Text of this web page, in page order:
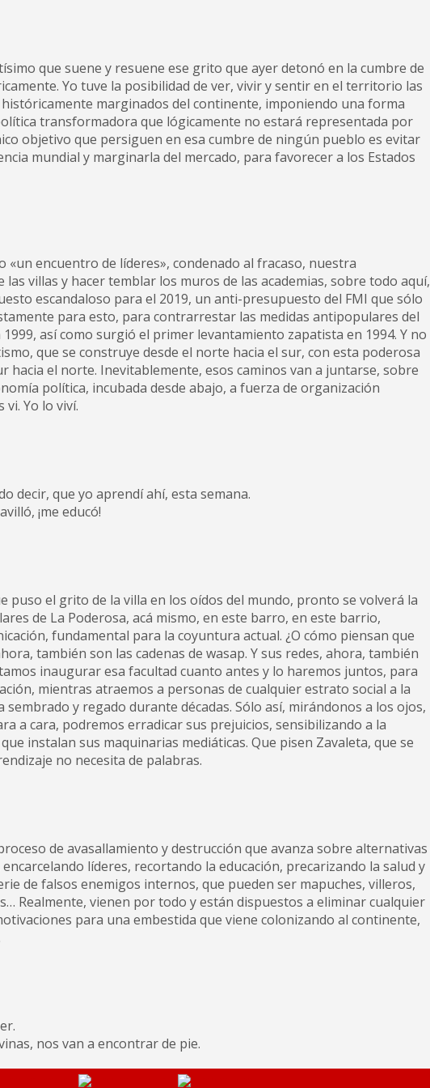
que suene y resuene ese grito que ayer detonó en la cumbre de
Yo tuve la posibilidad de ver, vivir y sentir en el territorio las
marginados del continente, imponiendo una forma
transformadora que lógicamente no estará representada por
objetivo que persiguen en esa cumbre de ningún pueblo es evitar
mundial y marginarla del mercado, para favorecer a los Estados
«un encuentro de líderes», condenado al fracaso, nuestra
villas y hacer temblar los muros de las academias, sobre todo aquí,
escandaloso para el 2019, un anti-presupuesto del FMI que sólo
para esto, para contrarrestar las medidas antipopulares del
así como surgió el primer levantamiento zapatista en 1994. Y no
que se construye desde el norte hacia el sur, con esta poderosa
hacia el norte. Inevitablemente, esos caminos van a juntarse, sobre
política, incubada desde abajo, a fuerza de organización
Yo lo viví.
decir, que yo aprendí ahí, esta semana.
¡me educó!
puso el grito de la villa en los oídos del mundo, pronto se volverá la
de La Poderosa, acá mismo, en este barro, en este barrio,
fundamental para la coyuntura actual. ¿O cómo piensan que
también son las cadenas de wasap. Y sus redes, ahora, también
inaugurar esa facultad cuanto antes y lo haremos juntos, para
mientras atraemos a personas de cualquier estrato social a la
y regado durante décadas. Sólo así, mirándonos a los ojos,
a cara, podremos erradicar sus prejuicios, sensibilizando a la
instalan sus maquinarias mediáticas. Que pisen Zavaleta, que se
no necesita de palabras.
de avasallamiento y destrucción que avanza sobre alternativas
líderes, recortando la educación, precarizando la salud y
de falsos enemigos internos, que pueden ser mapuches, villeros,
Realmente, vienen por todo y están dispuestos a eliminar cualquier
para una embestida que viene colonizando al continente,
nos van a encontrar de pie.